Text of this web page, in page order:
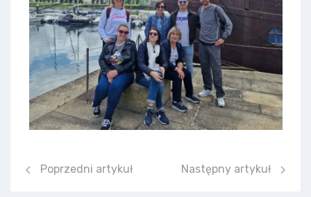
Poprzedni artykuł: Bezpłatna pomoc psychologiczna
Poprzedni artykuł Następny artykuł:
Następny artykuł